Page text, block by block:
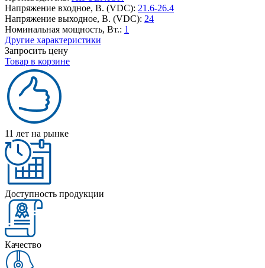
Напряжение входное, В. (VDC): 21.6-26.4
Напряжение выходное, В. (VDC): 24
Номинальная мощность, Вт.: 1
Другие характеристики
Запросить цену
Товар в корзине
11 лет на рынке
Доступность продукции
Качество